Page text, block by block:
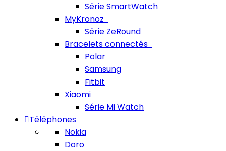
Série SmartWatch
MyKronoz
Série ZeRound
Bracelets connectés
Polar
Samsung
Fitbit
Xiaomi
Série Mi Watch
Téléphones
Nokia
Doro